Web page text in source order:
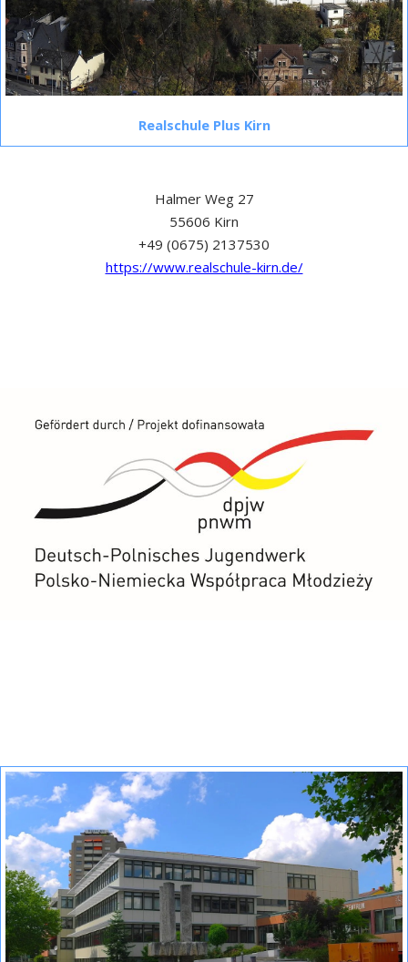
Realschule Plus Kirn
Halmer Weg 27
55606 Kirn
+49 (0675) 2137530
https://www.realschule-kirn.de/